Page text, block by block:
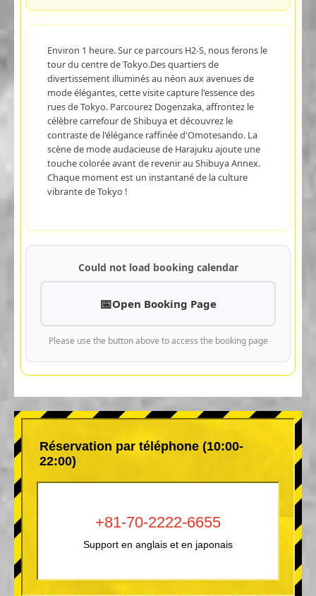
Environ 1 heure. Sur ce parcours H2-S, nous ferons le
tour du centre de Tokyo.Des quartiers de
divertissement illuminés au néon aux avenues de
mode élégantes, cette visite capture l'essence des
rues de Tokyo. Parcourez Dogenzaka, affrontez le
célèbre carrefour de Shibuya et découvrez le
contraste de l'élégance raffinée d'Omotesando. La
scène de mode audacieuse de Harajuku ajoute une
touche colorée avant de revenir au Shibuya Annex.
Chaque moment est un instantané de la culture
vibrante de Tokyo !
Could not load booking calendar
Open Booking Page
Please use the button above to access the booking page
Réservation par téléphone (10:00-
22:00)
+81-70-2222-6655
Support en anglais et en japonais